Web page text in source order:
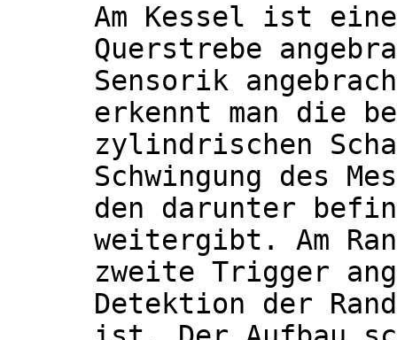
Am Kessel ist
Querstrebe
Sensorik
erkennt man die
zylindrischen
Schwingung des
den darunter
weitergibt. Am
zweite Trigger
Detektion der